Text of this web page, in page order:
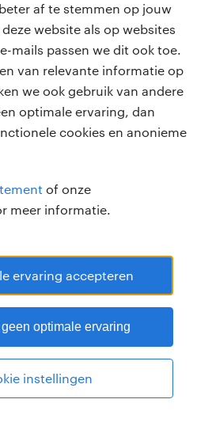
af te stemmen op jouw
website als op websites
mails passen we dit ook toe.
van relevante informatie op
we ook gebruik van andere
optimale ervaring, dan
cookies en anonieme
of onze
meer informatie.
ervaring accepteren
optimale ervaring
instellingen
score 4.15 -
is een geregistreerd handelsmerk van